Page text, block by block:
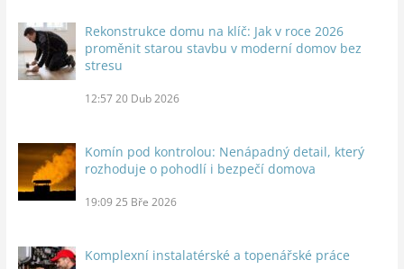
Rekonstrukce domu na klíč: Jak v roce 2026
proměnit starou stavbu v moderní domov bez
stresu
12:57 20 Dub 2026
Komín pod kontrolou: Nenápadný detail, který
rozhoduje o pohodlí i bezpečí domova
19:09 25 Bře 2026
Komplexní instalatérské a topenářské práce